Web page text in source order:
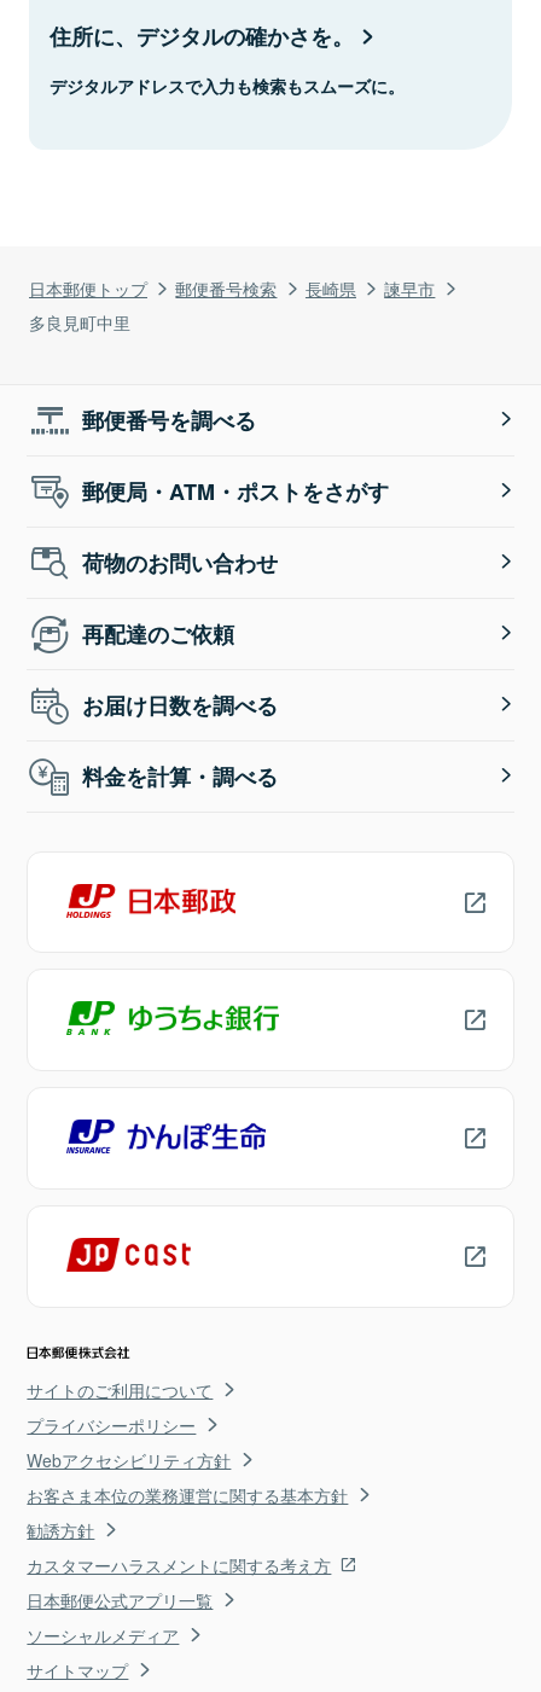
日本郵便トップ 郵便番号検索 長崎県
諫早市
多良見町中里
住所に、デジタルの確かさを。
デジタルアドレスで入力も検索もスムーズに。
郵便番号を調べる
郵便局・ATM・ポストをさがす
荷物のお問い合わせ
再配達のご依頼
お届け日数を調べる
料金を計算・調べる
サイトのご利用について
プライバシーポリシー
Webアクセシビリティ方針
お客さま本位の業務運営に関する基本方針
勧誘方針
カスタマーハラスメントに関する考え方
日本郵便公式アプリ一覧
ソーシャルメディア
サイトマップ